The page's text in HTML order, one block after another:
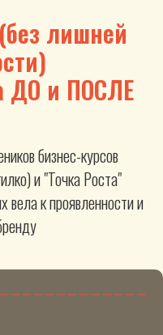
лишней
ДО и ПОСЛЕ
бизнес-курсов
и "Точка Роста"
к проявленности и